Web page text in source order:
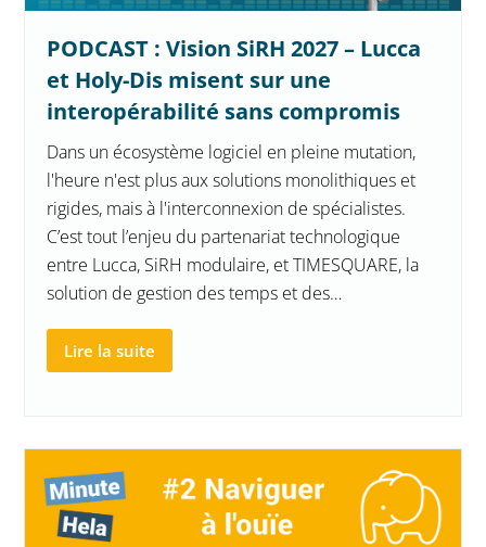
PODCAST : Vision SiRH 2027 – Lucca
et Holy-Dis misent sur une
interopérabilité sans compromis
Dans un écosystème logiciel en pleine mutation,
l'heure n'est plus aux solutions monolithiques et
rigides, mais à l'interconnexion de spécialistes.
C’est tout l’enjeu du partenariat technologique
entre Lucca, SiRH modulaire, et TIMESQUARE, la
solution de gestion des temps et des…
Lire la suite